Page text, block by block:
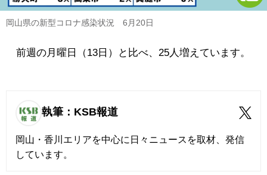
岡山県の新型コロナ感染状況 6月20日
前週の月曜日（13日）と比べ、25人増えています。
執筆：KSB報道
岡山・香川エリアを中心に日々ニュースを取材、発信
しています。